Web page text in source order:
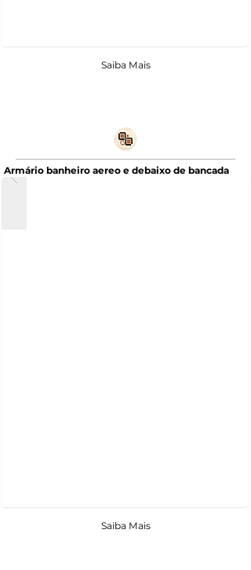
Saiba Mais
Armário banheiro aereo e debaixo de bancada
Saiba Mais